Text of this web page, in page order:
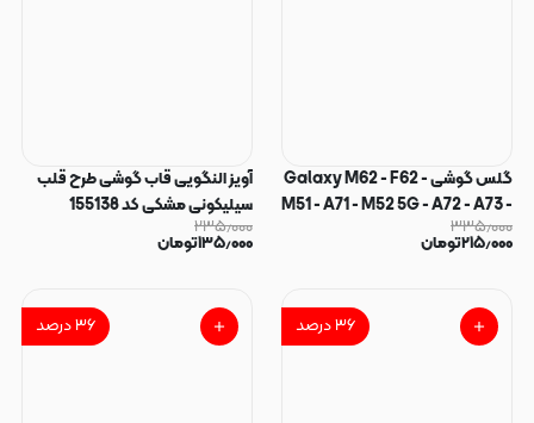
گلس گوشی Galaxy M62 - F62 -
M51 - A71 - M52 5G - A72 - A73 -
Note 10 Lite - M53 - M54 - F54
Super X اورجینال کد 180233
۳۳۵٫۰۰۰
۲۱۵٫۰۰۰تومان
آویز النگویی قاب گوشی طرح قلب
سیلیکونی مشکی کد 155138
۲۳۵٫۰۰۰
۱۳۵٫۰۰۰تومان
۳۶درصد ۳۶درصد